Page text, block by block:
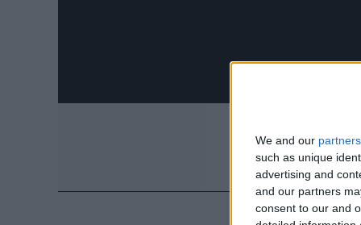
We and our partners
such as unique
advertising and
and our partners
consent to our and